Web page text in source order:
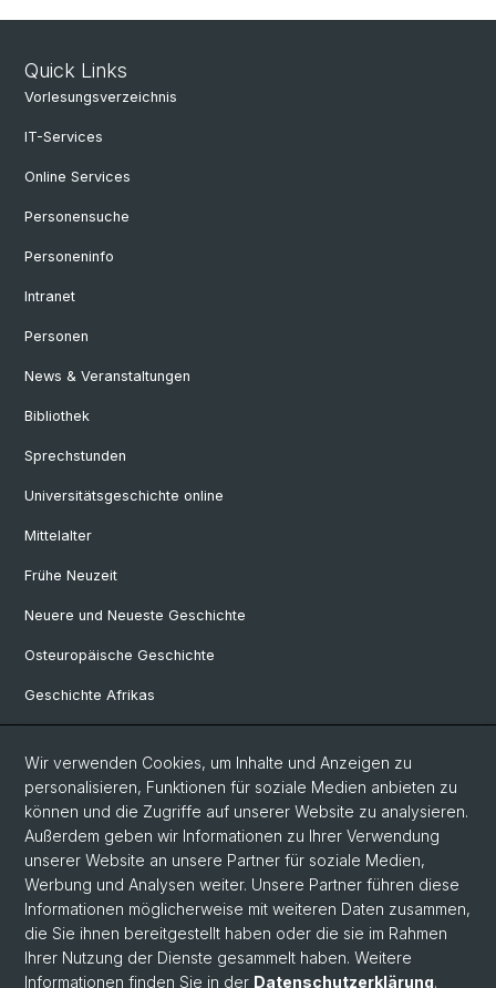
Quick Links
Vorlesungsverzeichnis
IT-Services
Online Services
Personensuche
Personeninfo
Intranet
Personen
News & Veranstaltungen
Bibliothek
Sprechstunden
Universitätsgeschichte online
Mittelalter
Frühe Neuzeit
Neuere und Neueste Geschichte
Osteuropäische Geschichte
Geschichte Afrikas
Social Media
Linkedin
Bluesky
© Universität Basel
Wir verwenden Cookies, um Inhalte und Anzeigen zu
personalisieren, Funktionen für soziale Medien anbieten zu
können und die Zugriffe auf unserer Website zu analysieren.
Außerdem geben wir Informationen zu Ihrer Verwendung
unserer Website an unsere Partner für soziale Medien,
Werbung und Analysen weiter. Unsere Partner führen diese
Informationen möglicherweise mit weiteren Daten zusammen,
die Sie ihnen bereitgestellt haben oder die sie im Rahmen
Ihrer Nutzung der Dienste gesammelt haben. Weitere
Informationen finden Sie in der Datenschutzerklärung.